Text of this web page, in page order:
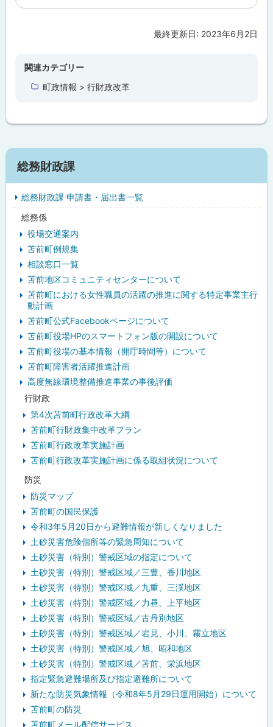
最終更新日: 2023年6月2日
関連カテゴリー
町政情報 > 行財政改革
サ
イ
ド
総務財政課
総務財政課 申請書・届出書一覧
総務係
役場交通案内
苫前町例規集
相談窓口一覧
苫前地区コミュニティセンターについて
苫前町における女性職員の活躍の推進に関する特定事業主行
動計画
苫前町公式Facebookページについて
苫前町役場HPのスマートフォン版の開設について
苫前町役場の基本情報（開庁時間等）について
苫前町障害者活躍推進計画
高度無線環境整備推進事業の事後評価
行財政
第4次苫前町行政改革大綱
苫前町行財政集中改革プラン
苫前町行政改革実施計画
苫前町行政改革実施計画に係る取組状況について
防災
防災マップ
苫前町の国民保護
令和3年5月20日から避難情報が新しくなりました
土砂災害危険個所等の緊急周知について
土砂災害（特別）警戒区域の指定について
土砂災害（特別）警戒区域／三豊、香川地区
土砂災害（特別）警戒区域／九重、三渓地区
土砂災害（特別）警戒区域／力昼、上平地区
土砂災害（特別）警戒区域／古丹別地区
土砂災害（特別）警戒区域／岩見、小川、霧立地区
土砂災害（特別）警戒区域／旭、昭和地区
土砂災害（特別）警戒区域／苫前、栄浜地区
指定緊急避難場所及び指定避難所について
新たな防災気象情報（令和8年5月29日運用開始）について
苫前町の防災
苫前町メール配信サービス